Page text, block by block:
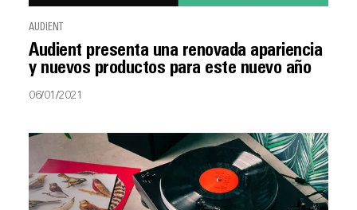
AUDIENT
Audient presenta una renovada apariencia
y nuevos productos para este nuevo año
06/01/2021